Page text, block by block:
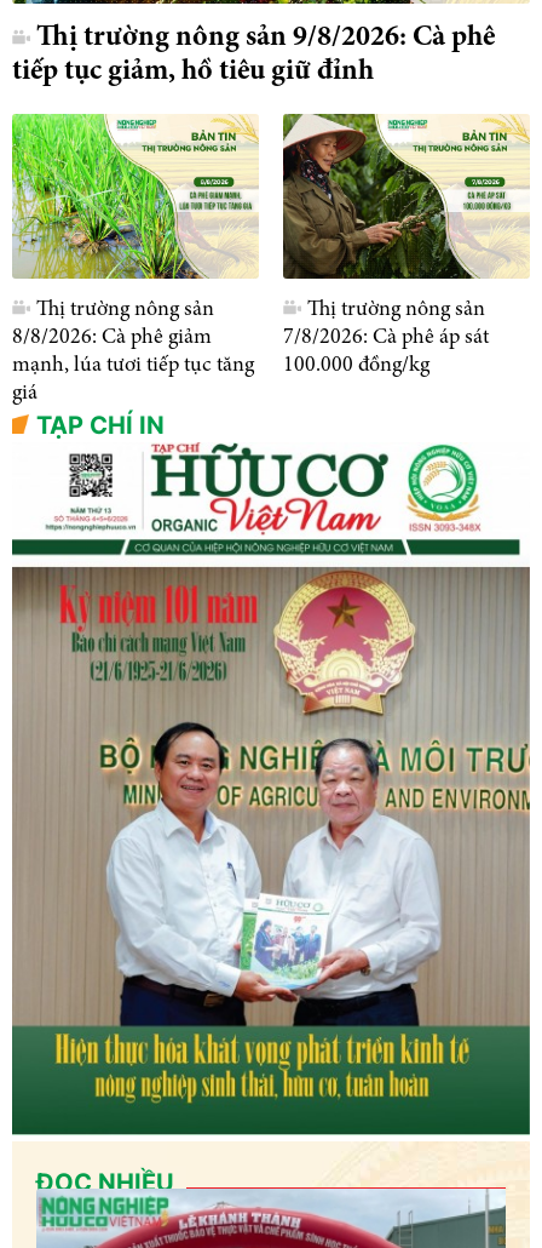
Thị trường nông sản 9/8/2026: Cà phê
tiếp tục giảm, hồ tiêu giữ đỉnh
Thị trường nông sản
8/8/2026: Cà phê giảm
mạnh, lúa tươi tiếp tục tăng
giá
Thị trường nông sản
7/8/2026: Cà phê áp sát
100.000 đồng/kg
TẠP CHÍ IN
ĐỌC NHIỀU